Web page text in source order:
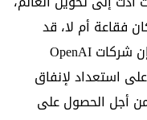
فقاعة أم لا، قد
يفعل الشيء نفسه. ولهذا السبب فإن شركات OpenAI
وGoogle وMicrosoft وAmazon وMeta على استعداد لإنفاق
أجل الحصول على